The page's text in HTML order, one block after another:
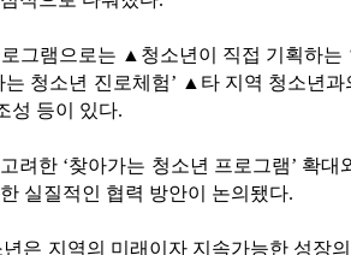
그램으로는 ▲청소년이 직접 기획하
는 청소년 진로체험’ ▲타 지역 청소년
성 등이 있다.
려한 ‘찾아가는 청소년 프로그램’ 확
실질적인 협력 방안이 논의됐다.
은 지역의 미래이자 지속가능한 성장